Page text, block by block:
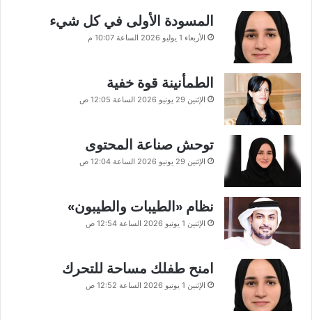
المسودة الأولى في كل شيء
الأربعاء 1 يوليو 2026 الساعة 10:07 م
الطمأنينة قوة خفية
الإثنين 29 يونيو 2026 الساعة 12:05 ص
توحش صناعة المحتوى
الإثنين 29 يونيو 2026 الساعة 12:04 ص
نظام «الطيبات والطيبون»
الإثنين 1 يونيو 2026 الساعة 12:54 ص
امنح طفلك مساحة للتحرك
الإثنين 1 يونيو 2026 الساعة 12:52 ص